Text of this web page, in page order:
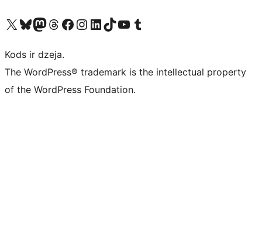
Apmeklējiet mūsu X (agrāk Twitter) kontu
Apmeklējiet mūsu Bluesky kontu
Apmeklējiet mūsu Mastodon kontu
Apmeklējiet mūsu Threads kontu
Apmeklējiet mūsu Facebook lapuApmeklējiet mūsu Instagram kontu
Apmeklējiet mūsu LinkedIn kontu
Apmeklējiet mūsu TikTok kontu
Apmeklējiet mūsu YouTube kanālu
Apmeklējiet mūsu Tumblr kontu
Kods ir dzeja.
The WordPress® trademark is the intellectual property
of the WordPress Foundation.